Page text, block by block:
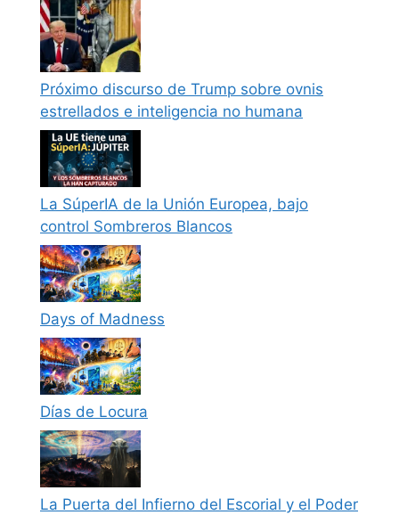
Próximo discurso de Trump sobre ovnis
estrellados e inteligencia no humana
La SúperIA de la Unión Europea, bajo
control Sombreros Blancos
Days of Madness
Días de Locura
La Puerta del Infierno del Escorial y el Poder